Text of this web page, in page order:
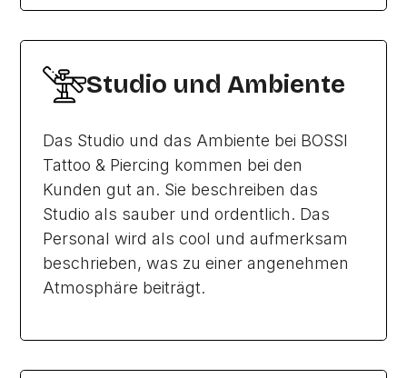
Studio und Ambiente
Das Studio und das Ambiente bei BOSSI
Tattoo & Piercing kommen bei den
Kunden gut an. Sie beschreiben das
Studio als sauber und ordentlich. Das
Personal wird als cool und aufmerksam
beschrieben, was zu einer angenehmen
Atmosphäre beiträgt.